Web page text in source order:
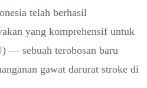
telah berhasil
yang komprehensif untuk
— sebuah terobosan baru
gawat darurat stroke di